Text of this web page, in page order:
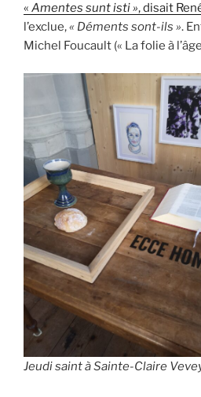
« Amentes sunt isti », disait
l’exclue,« Déments sont-ils ».
Michel Foucault (« La folie à
Jeudi saint à Sainte-Claire